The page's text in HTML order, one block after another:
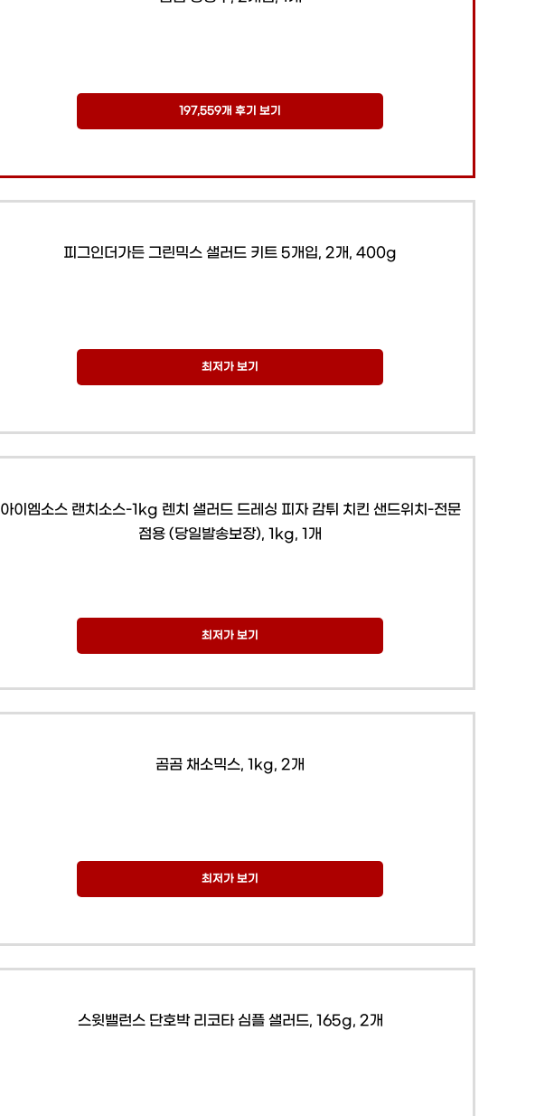
197,559개 후기 보기
피그인더가든 그린믹스 샐러드 키트 5개입, 2개, 400g
최저가 보기
아이엠소스 랜치소스-1kg 렌치 샐러드 드레싱 피자 감튀 치킨 샌드위치-전문
점용 (당일발송보장), 1kg, 1개
최저가 보기
곰곰 채소믹스, 1kg, 2개
최저가 보기
스윗밸런스 단호박 리코타 심플 샐러드, 165g, 2개